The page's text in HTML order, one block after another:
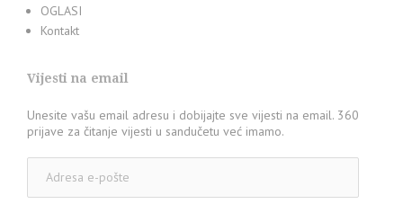
OGLASI
Kontakt
Vijesti na email
Unesite vašu email adresu i dobijajte sve vijesti na email. 360
prijave za čitanje vijesti u sandučetu već imamo.
pošte